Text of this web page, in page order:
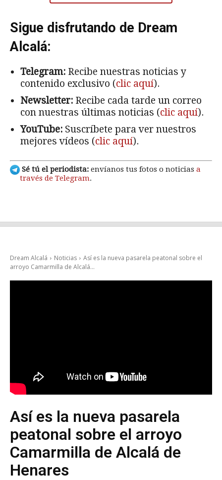
Sigue disfrutando de Dream
Alcalá:
Telegram: Recibe nuestras noticias y
contenido exclusivo (clic aquí).
Newsletter: Recibe cada tarde un correo
con nuestras últimas noticias (clic aquí).
YouTube: Suscríbete para ver nuestros
mejores vídeos (clic aquí).
Sé tú el periodista: envíanos tus fotos o noticias a
través de Telegram.